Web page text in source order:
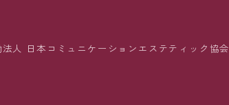
人 日本コミュニケーションエステティック協会